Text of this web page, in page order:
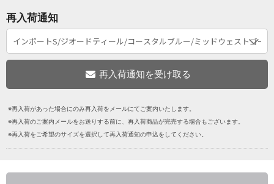
再入荷通知
※再入荷があった場合にのみ再入荷をメールにてご案内いたします。
※再入荷のご案内メールをお送りする前に、再入荷商品が完売する場合もございます。
※再入荷をご希望のサイズを選択して再入荷通知の申込をしてください。